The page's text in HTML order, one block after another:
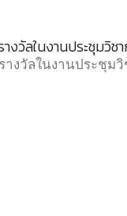
วัลในงานประชุมวิช
งวัลในงานประชุมวิ